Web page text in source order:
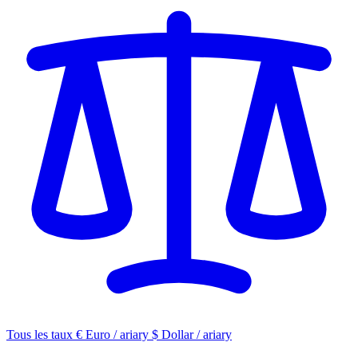
Tous les taux € Euro / ariary $ Dollar / ariary